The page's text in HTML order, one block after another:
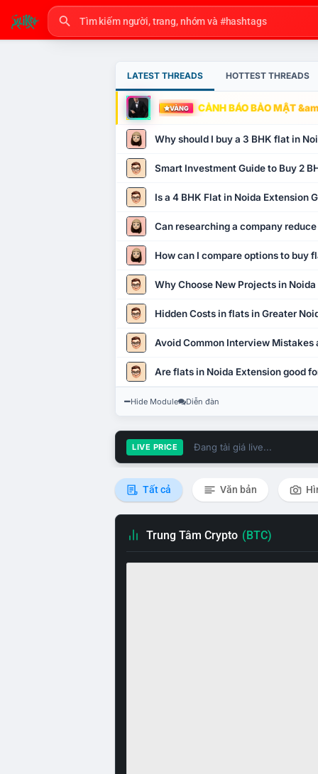
LATEST THREADS HOTTEST THREADS
VÀNG CẢNH BÁO BẢO MẬT
Why should I buy a 3 BHK flat in
Smart Investment Guide to Buy 2
Is a 4 BHK Flat in Noida Extension
Can researching a company
How can I compare options to buy
Why Choose New Projects in
Hidden Costs in flats in Greater
Avoid Common Interview Mistakes
Are flats in Noida Extension good
Hide Module Diễn đàn
LIVE PRICE Đang tải giá live...
Tất cả Văn bản
Trung Tâm Crypto (BTC)